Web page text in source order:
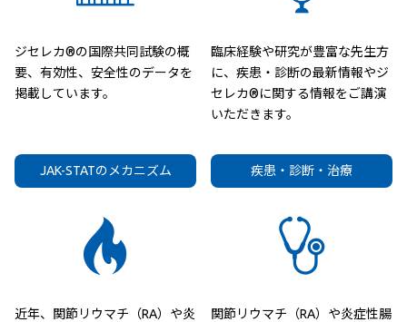
ジセレカ®の国際共同試験の概
要、有効性、安全性のデータを
掲載しています。
臨床経験や研究が豊富な先生方
に、疾患・診断の最新情報やジ
セレカ®に関する情報をご講演
いただきます。
JAK-STATのメカニズム
近年、関節リウマチ（RA）や炎
疾患・診断・治療
関節リウマチ（RA）や炎症性腸